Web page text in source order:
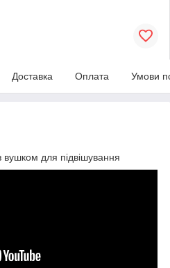
Доставка Оплата Умови
вушком для підвішування